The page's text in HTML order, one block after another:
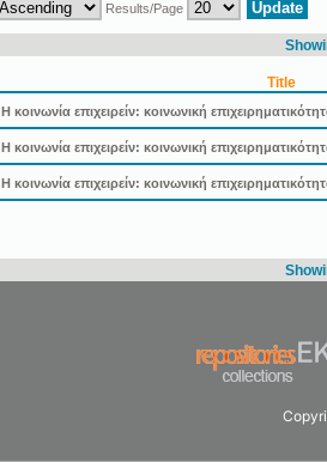
Results/Page
Title
Η κοινωνία επιχειρείν: κοινωνική
Η κοινωνία επιχειρείν: κοινωνική
Η κοινωνία επιχειρείν: κοινωνική